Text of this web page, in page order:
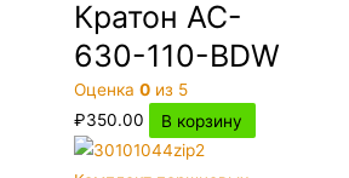
Кратон AC-
630-110-BDW
Оценка0 из 5
₽350.00 В корзину